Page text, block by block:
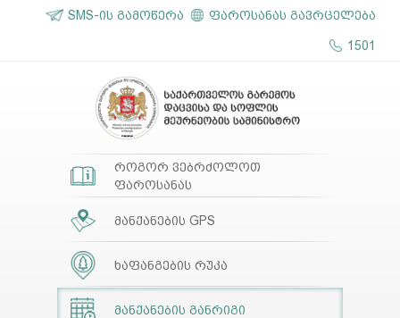
ფაროსანას გავრცელება
SMS-ის გამოწერა
1501
როგორ ვებრძოლოთ
ფაროსანას
მანქანების GPS
ხაფანგების რუკა
მანქანების განრიგი